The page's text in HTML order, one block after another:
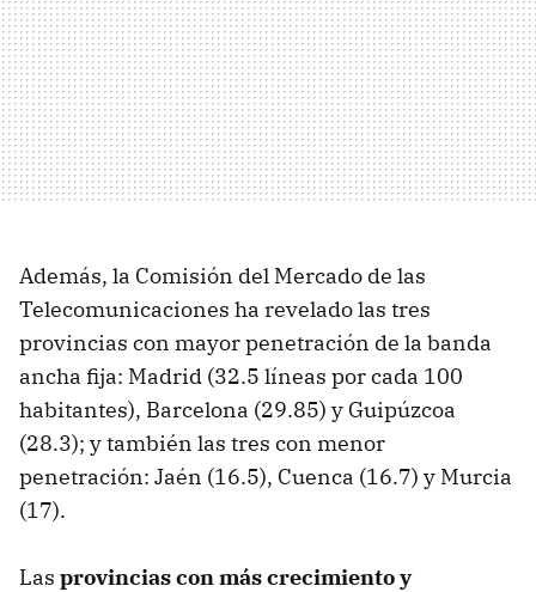
Además, la Comisión del Mercado de las
Telecomunicaciones ha revelado las tres
provincias con mayor penetración de la banda
ancha fija: Madrid (32.5 líneas por cada 100
habitantes), Barcelona (29.85) y Guipúzcoa
(28.3); y también las tres con menor
penetración: Jaén (16.5), Cuenca (16.7) y Murcia
(17).
Las provincias con más crecimiento y